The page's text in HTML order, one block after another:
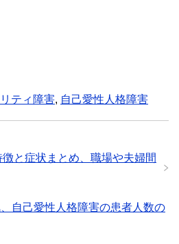
ティ障害, 自己愛性人格障害
と症状まとめ、職場や夫婦間
自己愛性人格障害の患者人数の